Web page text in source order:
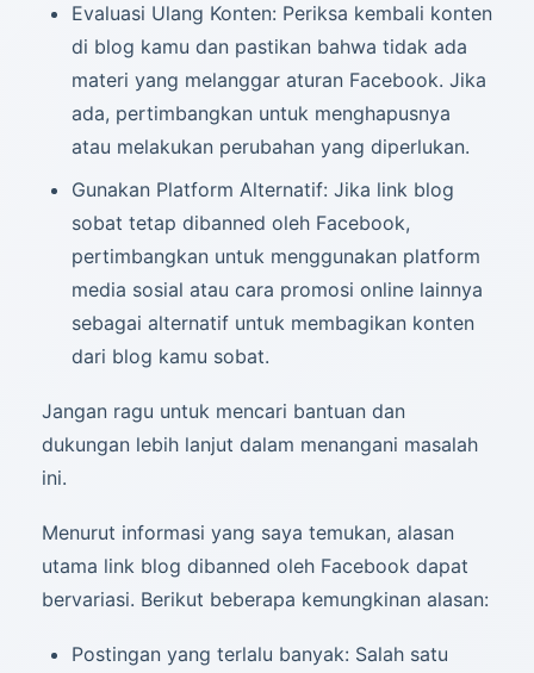
Evaluasi Ulang Konten: Periksa kembali konten
di blog kamu dan pastikan bahwa tidak ada
materi yang melanggar aturan Facebook. Jika
ada, pertimbangkan untuk menghapusnya
atau melakukan perubahan yang diperlukan.
Gunakan Platform Alternatif: Jika link blog
sobat tetap dibanned oleh Facebook,
pertimbangkan untuk menggunakan platform
media sosial atau cara promosi online lainnya
sebagai alternatif untuk membagikan konten
dari blog kamu sobat.
Jangan ragu untuk mencari bantuan dan
dukungan lebih lanjut dalam menangani masalah
ini.
Menurut informasi yang saya temukan, alasan
utama link blog dibanned oleh Facebook dapat
bervariasi. Berikut beberapa kemungkinan alasan:
Postingan yang terlalu banyak: Salah satu